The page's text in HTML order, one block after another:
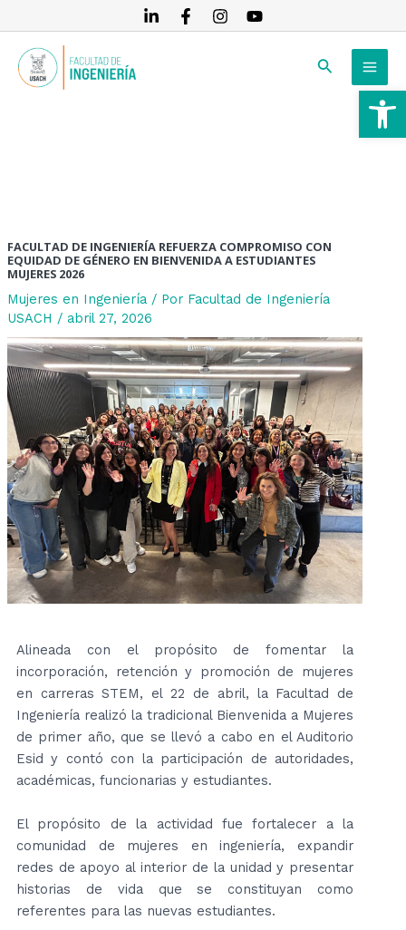
al
contenido
Buscar
FACULTAD DE INGENIERÍA REFUERZA COMPROMISO CON
EQUIDAD DE GÉNERO EN BIENVENIDA A ESTUDIANTES
MUJERES 2026
Mujeres en Ingeniería/ Por Facultad de Ingeniería
USACH / abril 27, 2026
Alineada con el propósito de fomentar la
incorporación, retención y promoción de mujeres
en carreras STEM, el 22 de abril, la Facultad de
Ingeniería realizó la tradicional Bienvenida a Mujeres
de primer año, que se llevó a cabo en el Auditorio
Esid y contó con la participación de autoridades,
académicas, funcionarias y estudiantes.
El propósito de la actividad fue fortalecer a la
comunidad de mujeres en ingeniería, expandir
redes de apoyo al interior de la unidad y presentar
historias de vida que se constituyan como
referentes para las nuevas estudiantes.
de
entradas